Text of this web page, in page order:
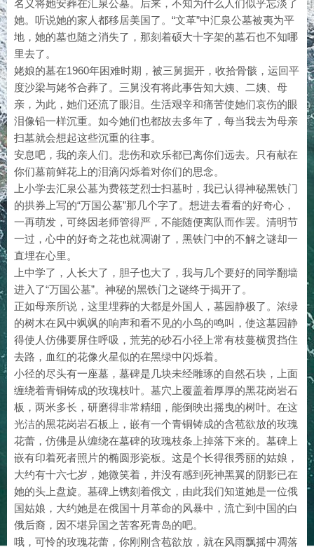
名义将她安葬在汇泉公墓。后来，不知为什么人们似乎忘淡了
她。听说她的家人都移居美国了。“文革”中汇泉公墓被夷为平
地，她的墓也随之消失了，那刻着硕大十字架的墓石也不知哪
里去了。
姥娘的墓在1960年困难时期，被三舅掘开，收拾骨骸，运回平
度沙梁与姥爷合葬了。三舅没有将此事告知大姨、二姨、母
亲，为此，她们还流了眼泪。生活艰辛和痛苦使她们哀伤的眼
泪像铅一样沉重。如今她们也都故去多年了，每当我去为母亲
扫墓就会想起这些沉重的往事。
安息吧，我的亲人们。悲伤和欢乐都已离你们远去。只有献在
你们墓前鲜花上的泪滴闪烁着对你们的思念。
上小学去汇泉公墓为费筱芝烈士扫墓时，我已认得神秘黑铁门
的拱券上写的“万国公墓”那几个字了。想进去看看的好奇心，
一再萌发，可终因老师管得严，不能随便离队而作罢。清明节
一过，心中的好奇之花也就凋谢了，黑铁门中的不解之谜却一
直埋在心里。
上中学了，人长大了，胆子也大了，我与几个要好的同学翻墙
进入了“万国公墓”。神秘的黑铁门之谜终于揭开了。
正如母亲所说，这里埋葬的大都是外国人，墓园静极了。浓绿
的树木在风中飒飒的响声和看不见的小鸟的鸣叫，使这墓园静
得使人仿佛要屏住呼吸，荒芜的砂石小径上常有枝蔓横贯挡住
去路，血红的花像火星似的在黑绿中闪烁着。
小径的尽头有一座墓，墓碑是几块未经雕琢的自然石块，上面
缠绕着青铜铸成的玫瑰枝叶。墓穴上覆盖着厚厚的黑花岗岩石
板，两米多长，研磨得非常精细，能倒映出摇曳的树叶。在这
光洁的黑花岗岩石板上，嵌有一个青铜铸成的含苞欲放的玫瑰
花蕾，仿佛是从缠绕在墓碑的玫瑰枝条上掉落下来的。墓碑上
嵌有印着死者照片的椭圆形瓷板。这是个长得很秀丽的姑娘，
大约有十六七岁，她微笑着，并没有感到死神黑翼的阴影已在
她的头上盘旋。墓碑上镌刻着俄文，由此我们知道她是一位俄
国姑娘，大约她是在俄国十月革命的风暴中，流亡到中国的白
俄后裔，因不堪异国之苦客死青岛的吧。
哦，可怜的玫瑰花蕾，你刚刚含苞欲放，就在风雨飘摇中凋落